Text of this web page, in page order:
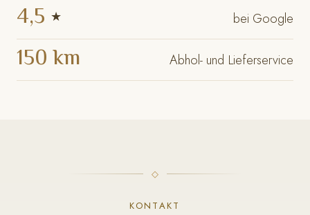
4,5 ★ bei Google
150 km Abhol- und Lieferservice
KONTAKT